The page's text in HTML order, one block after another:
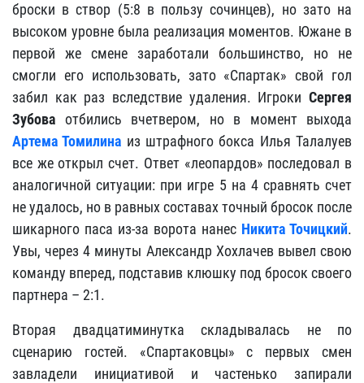
броски в створ (5:8 в пользу сочинцев), но зато на
высоком уровне была реализация моментов. Южане в
первой же смене заработали большинство, но не
смогли его использовать, зато «Спартак» свой гол
забил как раз вследствие удаления. Игроки Сергея
Зубова отбились вчетвером, но в момент выхода
Артема Томилина из штрафного бокса Илья Талалуев
все же открыл счет. Ответ «леопардов» последовал в
аналогичной ситуации: при игре 5 на 4 сравнять счет
не удалось, но в равных составах точный бросок после
шикарного паса из-за ворота нанес Никита Точицкий.
Увы, через 4 минуты Александр Хохлачев вывел свою
команду вперед, подставив клюшку под бросок своего
партнера – 2:1.
Вторая двадцатиминутка складывалась не по
сценарию гостей. «Спартаковцы» с первых смен
завладели инициативой и частенько запирали